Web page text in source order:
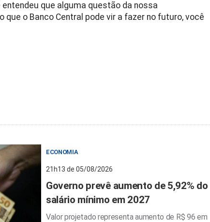
que alguma questão da nossa
o Banco Central pode vir a fazer no futuro, você
ECONOMIA
21h13 de 05/08/2026
Governo prevê aumento de 5,92% do
salário mínimo em 2027
Valor projetado representa aumento de R$ 96 em